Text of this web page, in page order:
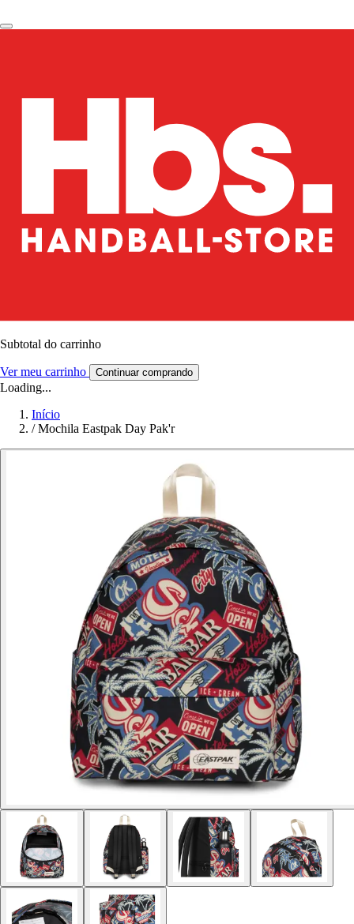
Subtotal do carrinho
Ver meu carrinho Continuar comprando
Loading...
Início
/ Mochila Eastpak Day Pak'r